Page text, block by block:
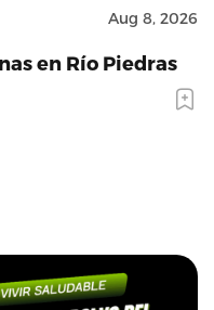
Aug 8, 2026
en Río Piedras